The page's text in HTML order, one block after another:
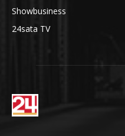
Showbusiness
24sata TV